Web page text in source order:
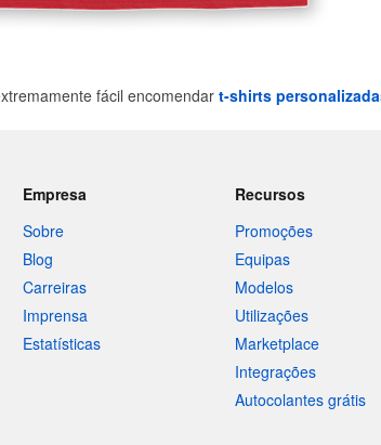
fácil encomendart-shirts
Empresa
Sobre
Blog
Carreiras
Imprensa
Estatísticas
Recursos
Promoções
Equipas
Modelos
Utilizações
Marketplace
Integrações
Autocolantes grátis